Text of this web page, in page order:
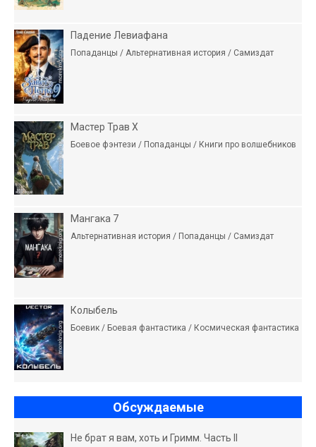
Падение Левиафана
Попаданцы / Альтернативная история / Самиздат
Мастер Трав X
Боевое фэнтези / Попаданцы / Книги про волшебников
Мангака 7
Альтернативная история / Попаданцы / Самиздат
Колыбель
Боевик / Боевая фантастика / Космическая фантастика
Обсуждаемые
Не брат я вам, хоть и Гримм. Часть II